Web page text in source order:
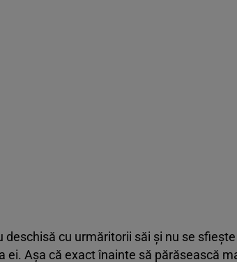
deschisă cu urmăritorii săi și nu se
ei. Așa că exact înainte să părăsească